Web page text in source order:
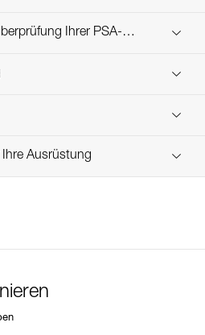
Notice Ihrer PSA-
Sie ePPEcentre
procedure_DE
SYSTEM-suivi_DE
Ausrüstung